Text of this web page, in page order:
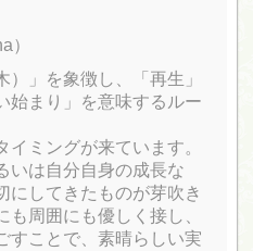
）
」を象徴し、「再生」
始まり」を意味するルー
ミングが来ています。
いは自分自身の成長な
にしてきたものが芽吹き
周囲にも優しく接し、
すことで、素晴らしい実